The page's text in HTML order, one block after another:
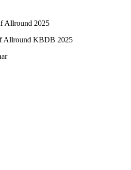
Allround 2025
Allround KBDB 2025